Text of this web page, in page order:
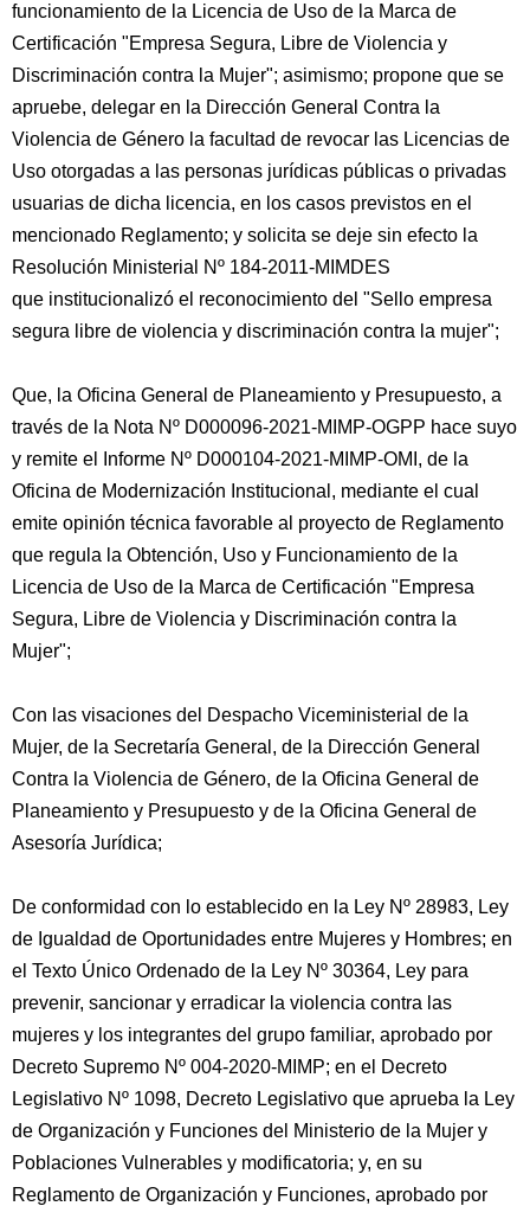
funcionamiento de la Licencia de Uso de la Marca de
Certificación "Empresa Segura, Libre de Violencia y
Discriminación contra la Mujer"; asimismo; propone que se
apruebe, delegar en la Dirección General Contra la
Violencia de Género la facultad de revocar las Licencias de
Uso otorgadas a las personas jurídicas públicas o privadas
usuarias de dicha licencia, en los casos previstos en el
mencionado Reglamento; y solicita se deje sin efecto la
Resolución Ministerial Nº 184-2011-MIMDES
que institucionalizó el reconocimiento del "Sello empresa
segura libre de violencia y discriminación contra la mujer";
Que, la Oficina General de Planeamiento y Presupuesto, a
través de la Nota Nº D000096-2021-MIMP-OGPP hace suyo
y remite el Informe Nº D000104-2021-MIMP-OMI, de la
Oficina de Modernización Institucional, mediante el cual
emite opinión técnica favorable al proyecto de Reglamento
que regula la Obtención, Uso y Funcionamiento de la
Licencia de Uso de la Marca de Certificación "Empresa
Segura, Libre de Violencia y Discriminación contra la
Mujer";
Con las visaciones del Despacho Viceministerial de la
Mujer, de la Secretaría General, de la Dirección General
Contra la Violencia de Género, de la Oficina General de
Planeamiento y Presupuesto y de la Oficina General de
Asesoría Jurídica;
De conformidad con lo establecido en la Ley Nº 28983, Ley
de Igualdad de Oportunidades entre Mujeres y Hombres; en
el Texto Único Ordenado de la Ley Nº 30364, Ley para
prevenir, sancionar y erradicar la violencia contra las
mujeres y los integrantes del grupo familiar, aprobado por
Decreto Supremo Nº 004-2020-MIMP; en el Decreto
Legislativo Nº 1098, Decreto Legislativo que aprueba la Ley
de Organización y Funciones del Ministerio de la Mujer y
Poblaciones Vulnerables y modificatoria; y, en su
Reglamento de Organización y Funciones, aprobado por